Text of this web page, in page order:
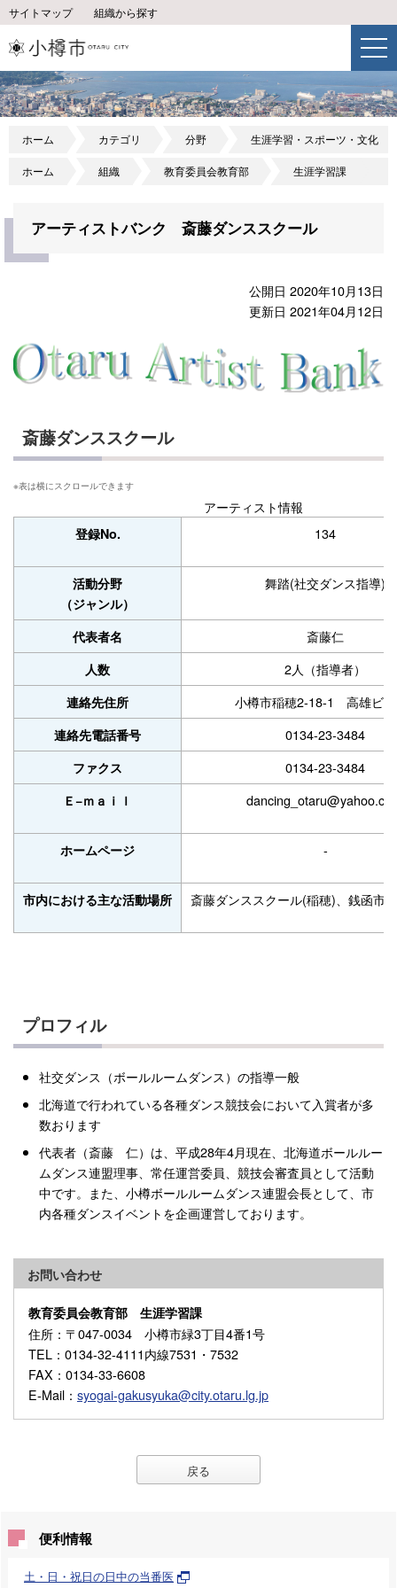
サイトマップ 組織から探す
ホーム カテゴリ 分野 生涯学習・スポーツ・文化
ホーム 組織 教育委員会教育部 生涯学習課
アーティストバンク 斎藤ダンススクール
公開日 2020年10月13日
更新日 2021年04月12日
斎藤ダンススクール
アーティスト情報
登録No. 134
活動分野
（ジャンル）
舞踏(社交ダンス指導)
代表者名 斎藤仁
人数 2人（指導者）
連絡先住所 小樽市稲穂2-18-1 高雄ビ
連絡先電話番号 0134-23-3484
ファクス 0134-23-3484
Ｅ−ｍａｉｌ
ホームページ -
市内における主な活動場所 斎藤ダンススクール(稲穂)、銭函市
プロフィル
社交ダンス（ボールルームダンス）の指導一般
北海道で行われている各種ダンス競技会において入賞者が多
数おります
代表者（斎藤
仁）は、平成28年4月現在、北海道ボールルー
ムダンス連盟理事、常任運営委員、競技会審査員として活動
中です。また、小樽ボールルームダンス連盟会長として、市
内各種ダンスイベントを企画運営しております。
お問い合わせ
教育委員会教育部 生涯学習課
住所 ：〒047-0034 小樽市緑3丁目4番1号
TEL ：0134-32-4111内線7531・7532
FAX ：0134-33-6608
E-Mail ： syogai-gakusyuka@city.otaru.lg.jp
戻る
便利情報
土・日・祝日の日中の当番医